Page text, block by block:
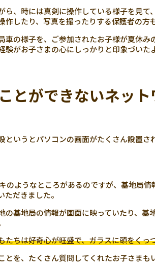
ら、時には真剣に操作している様子を見
作したり、写真を撮ったりする保護者の方
車の様子を、ご参加されたお子様が夏休
験がお子さまの心にしっかりと印象づいた
とができないネッ
というとパソコンの画面がたくさん設置
のようなところがあるのですが、基地局
だきました。
の基地局の情報が画面に映っていたり、
たちは好奇心が旺盛で、ガラスに頭をく
とを、たくさん質問してくれたお子さま